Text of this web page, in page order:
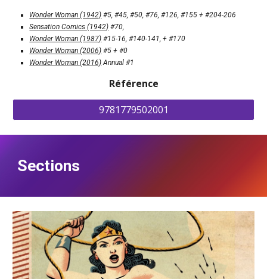
Wonder Woman (1942) #5, #45, #50, #76, #126, #155 + #204-206
Sensation Comics (1942) #70,
Wonder Woman (1987) #15-16, #140-141, + #170
Wonder Woman (2006) #5 + #0
Wonder Woman (2016) Annual #1
Référence
9781779502001
Sections